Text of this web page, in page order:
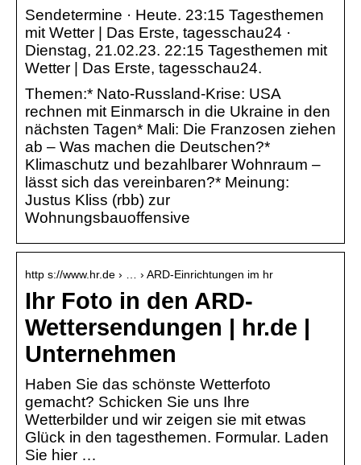
Sendetermine · Heute. 23:15 Tagesthemen
mit Wetter | Das Erste, tagesschau24 ·
Dienstag, 21.02.23. 22:15 Tagesthemen mit
Wetter | Das Erste, tagesschau24.
Themen:* Nato-Russland-Krise: USA
rechnen mit Einmarsch in die Ukraine in den
nächsten Tagen* Mali: Die Franzosen ziehen
ab – Was machen die Deutschen?*
Klimaschutz und bezahlbarer Wohnraum –
lässt sich das vereinbaren?* Meinung:
Justus Kliss (rbb) zur
Wohnungsbauoffensive
http s://www.hr.de › … › ARD-Einrichtungen im hr
Ihr Foto in den ARD-
Wettersendungen | hr.de |
Unternehmen
Haben Sie das schönste Wetterfoto
gemacht? Schicken Sie uns Ihre
Wetterbilder und wir zeigen sie mit etwas
Glück in den tagesthemen. Formular. Laden
Sie hier …